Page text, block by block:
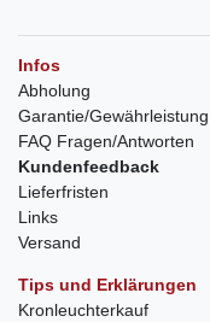
Infos
Abholung
Garantie/Gewährleistung
FAQ Fragen/Antworten
Kundenfeedback
Lieferfristen
Links
Versand
Tips und Erklärungen
Kronleuchterkauf